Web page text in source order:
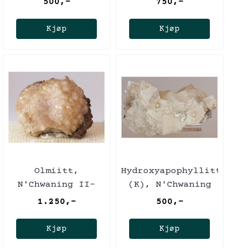
Kjøp Kjøp
Olmiitt,
N'Chwaning II-
gruven, Sør-
1.250,-
Kjøp
Hydroxyapophyllitt-
(K), N'Chwaning
II-gruven, Sør-
500,-
Kjøp